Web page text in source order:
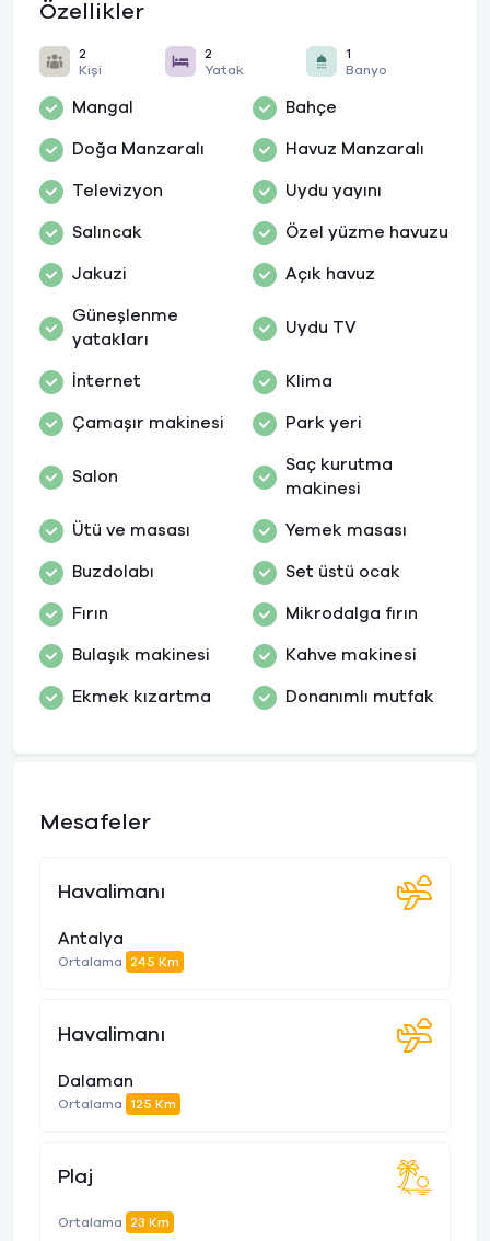
Özellikler
2
Kişi
2
Yatak
1
Banyo
Mangal Bahçe
Doğa Manzaralı Havuz Manzaralı
Televizyon Uydu yayını
Salıncak Özel yüzme havuzu
Jakuzi Açık havuz
Güneşlenme
yatakları
Uydu TV
İnternet Klima
Çamaşır makinesi Park yeri
Salon
Saç kurutma
makinesi
Ütü ve masası Yemek masası
Buzdolabı Set üstü ocak
Fırın Mikrodalga fırın
Bulaşık makinesi Kahve makinesi
Ekmek kızartma Donanımlı mutfak
Mesafeler
Havalimanı
Antalya
Ortalama 245 Km
Havalimanı
Dalaman
Ortalama 125 Km
Plaj
Ortalama 23 Km